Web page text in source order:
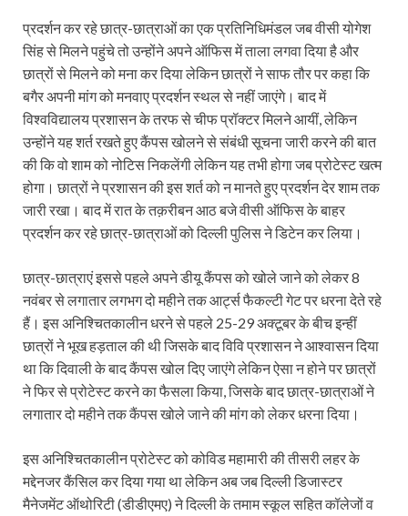
प्रदर्शन कर रहे छात्र-छात्राओं का एक प्रतिनिधिमंडल जब वीसी योगेश
सिंह से मिलने पहुंचे तो उन्होंने अपने ऑफिस में ताला लगवा दिया है और
छात्रों से मिलने को मना कर दिया लेकिन छात्रों ने साफ तौर पर कहा कि
बगैर अपनी मांग को मनवाए प्रदर्शन स्थल से नहीं जाएंगे। बाद में
विश्वविद्यालय प्रशासन के तरफ से चीफ प्रॉक्टर मिलने आयीं, लेकिन
उन्होंने यह शर्त रखते हुए कैंपस खोलने से संबंधी सूचना जारी करने की बात
की कि वो शाम को नोटिस निकलेंगी लेकिन यह तभी होगा जब प्रोटेस्ट खत्म
होगा। छात्रों ने प्रशासन की इस शर्त को न मानते हुए प्रदर्शन देर शाम तक
जारी रखा। बाद में रात के तक़रीबन आठ बजे वीसी ऑफिस के बाहर
प्रदर्शन कर रहे छात्र-छात्राओं को दिल्ली पुलिस ने डिटेन कर लिया।
छात्र-छात्राएं इससे पहले अपने डीयू कैंपस को खोले जाने को लेकर 8
नवंबर से लगातार लगभग दो महीने तक आर्ट्स फैकल्टी गेट पर धरना देते रहे
हैं। इस अनिश्चितकालीन धरने से पहले 25-29 अक्टूबर के बीच इन्हीं
छात्रों ने भूख हड़ताल की थी जिसके बाद विवि प्रशासन ने आश्वासन दिया
था कि दिवाली के बाद कैंपस खोल दिए जाएंगे लेकिन ऐसा न होने पर छात्रों
ने फिर से प्रोटेस्ट करने का फैसला किया, जिसके बाद छात्र-छात्राओं ने
लगातार दो महीने तक कैंपस खोले जाने की मांग को लेकर धरना दिया।
इस अनिश्चितकालीन प्रोटेस्ट को कोविड महामारी की तीसरी लहर के
मद्देनजर कैंसिल कर दिया गया था लेकिन अब जब दिल्ली डिजास्टर
मैनेजमेंट ऑथोरिटी (डीडीएमए) ने दिल्ली के तमाम स्कूल सहित कॉलेजों व